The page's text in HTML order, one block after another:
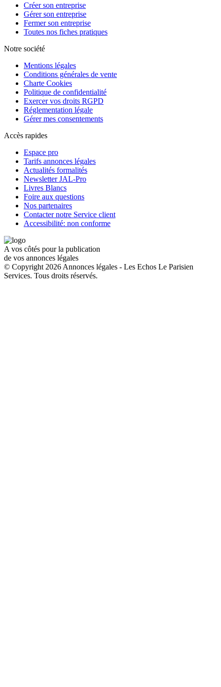
Créer son entreprise
Gérer son entreprise
Fermer son entreprise
Toutes nos fiches pratiques
Notre société
Mentions légales
Conditions générales de vente
Charte Cookies
Politique de confidentialité
Exercer vos droits RGPD
Réglementation légale
Gérer mes consentements
Accès rapides
Espace pro
Tarifs annonces légales
Actualités formalités
Newsletter JAL-Pro
Livres Blancs
Foire aux questions
Nos partenaires
Contacter notre Service client
Accessibilité: non conforme
A vos côtés pour la publication
de vos annonces légales
© Copyright 2026 Annonces légales - Les Echos Le Parisien
Services. Tous droits réservés.